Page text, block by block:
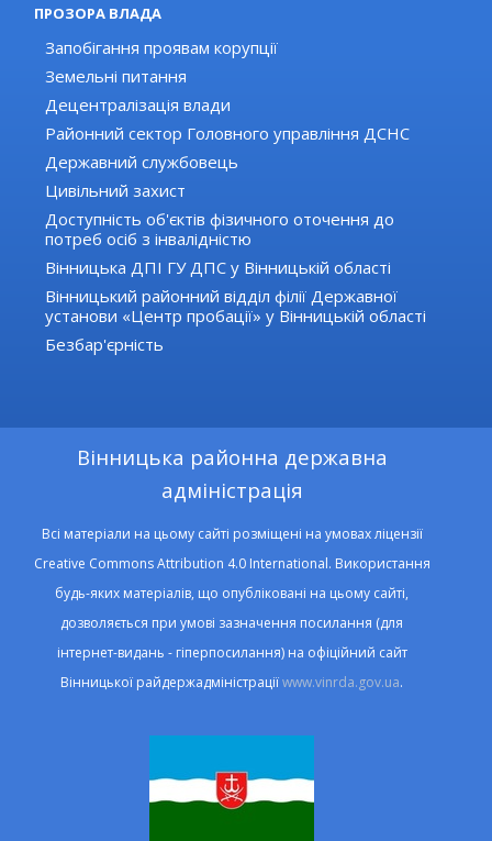
ПРОЗОРА ВЛАДА
Запобігання проявам корупції
Земельні питання
Децентралізація влади
Районний сектор Головного управління ДСНС
Державний службовець
Цивільний захист
Доступність об'єктів фізичного оточення до
потреб осіб з інвалідністю
Вінницька ДПІ ГУ ДПС у Вінницькій області
Вінницький районний відділ філії Державної
установи «Центр пробації» у Вінницькій області
Безбар'єрність
Вінницька районна державна
адміністрація
Всі матеріали на цьому сайті розміщені на умовах ліцензії
Creative Commons Attribution 4.0 International. Використання
будь-яких матеріалів, що опубліковані на цьому сайті,
дозволяється при умові зазначення посилання (для
інтернет-видань - гіперпосилання) на офіційний сайт
Вінницької райдержадміністраціїwww.vinrda.gov.ua.